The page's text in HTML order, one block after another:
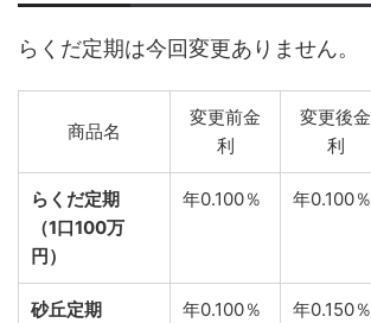
らくだ定期は今回変更ありません。
商品名
変更前金
利
変更後金
利
らくだ定期
（1口100万
円）
年0.100％ 年0.100％
砂丘定期
年0.100％ 年0.150％